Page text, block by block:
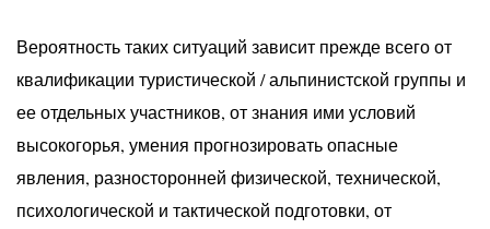
Вероятность таких ситуаций зависит прежде всего от
квалификации туристической / альпинистской группы и
ее отдельных участников, от знания ими условий
высокогорья, умения прогнозировать опасные
явления, разносторонней физической, технической,
психологической и тактической подготовки, от